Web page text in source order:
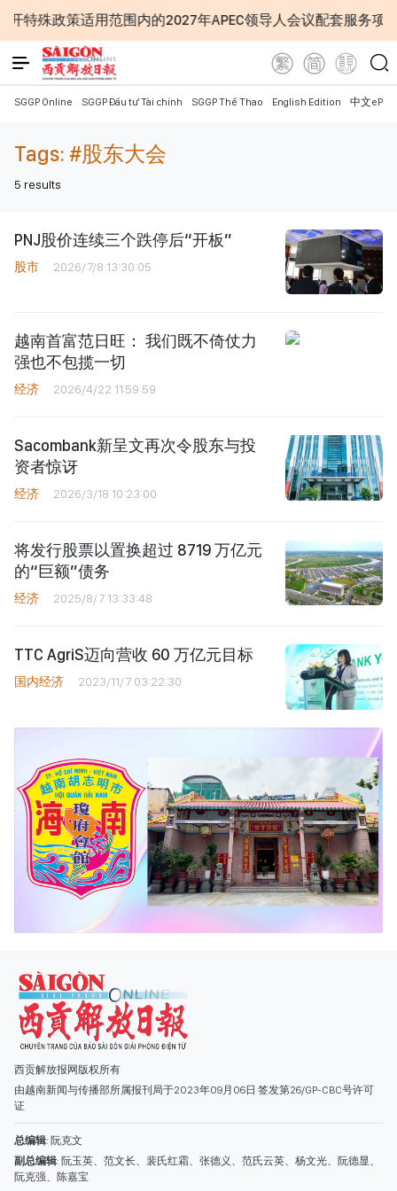
殊政策适用范围内的2027年APEC领导人会议配套服务项目工
SGGP Online SGGP Đầu tư Tài chính SGGP Thể Thao English Edition 中文
Tags: #股东大会
5 results
PNJ股价连续三个跌停后“开板”
股市 2026/7/8 13:30:05
越南首富范日旺： 我们既不倚仗力
强也不包揽一切
经济 2026/4/22 11:59:59
Sacombank新呈文再次令股东与投
资者惊讶
经济 2026/3/18 10:23:00
将发行股票以置换超过 8719 万亿元
的“巨额”债务
经济 2025/8/7 13:33:48
TTC AgriS迈向营收 60 万亿元目标
国内经济 2023/11/7 03:22:30
西贡解放报网版权所有
由越南新闻与传播部所属报刊局于2023年09月06日 签发第26/GP-CBC号许可
证
总编辑: 阮克文
副总编辑: 阮玉英、范文长、裴氏红霜、张德义、范氏云英、杨文光、阮德显、
阮克强、陈嘉宝